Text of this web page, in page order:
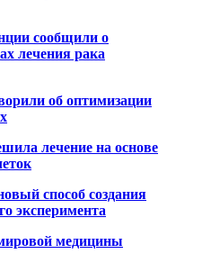
сообщили о
лечения рака
об оптимизации
лечение на основе
способ создания
эксперимента
медицины